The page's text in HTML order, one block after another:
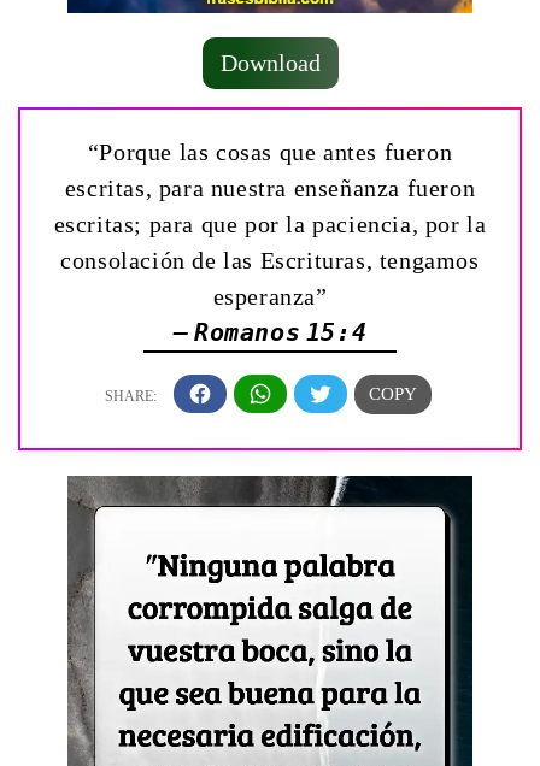
Download
“Porque las cosas que antes fueron
escritas, para nuestra enseñanza fueron
escritas; para que por la paciencia, por la
consolación de las Escrituras, tengamos
esperanza”
— Romanos 15:4